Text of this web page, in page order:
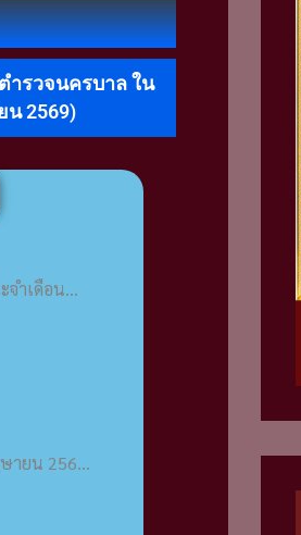
ารวจนครบาล ใน
น 2569)
ำเดือน...
ายน 256...